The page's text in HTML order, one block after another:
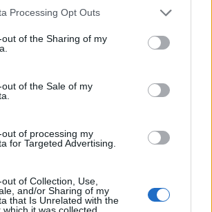
Processing Opt Outs
of the Sharing of my
of the Sale of my
of processing my
for Targeted Advertising.
of Collection, Use,
and/or Sharing of my
that Is Unrelated with the
it was collected.
Vybudoval si kolem sebe hradby, které
se to ale někomu podařilo, čekalo je
navenek neukazuje. Svou proměnu ve
vlkodlaka nesl překvapivě dobře a chtěl
nový směr. Nyní se ale
Desmond nachází v pekle. Zmatený,
vteřinu musí bojovat za své přežití. O
pekle ví stále velmi málo - většinu se